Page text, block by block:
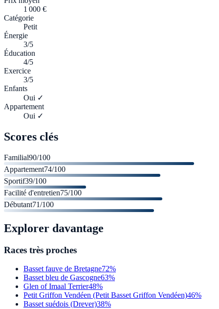
1 000 €
Catégorie
Petit
Énergie
3/5
Éducation
4/5
Exercice
3/5
Enfants
Oui ✓
Appartement
Oui ✓
Scores clés
Familial90/100
Appartement74/100
Sportif39/100
Facilité d'entretien75/100
Débutant71/100
Explorer davantage
Races très proches
Basset fauve de Bretagne72%
Basset bleu de Gascogne63%
Glen of Imaal Terrier48%
Petit Griffon Vendéen (Petit Basset Griffon Vendéen)46%
Basset suédois (Drever)38%